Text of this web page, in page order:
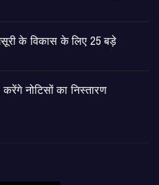
के विकास के लिए 25 बड़े
नोटिसों का निस्तारण